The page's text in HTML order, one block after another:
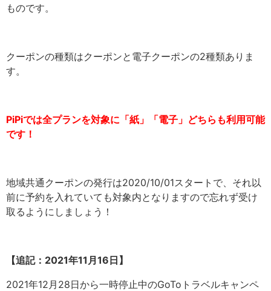
ものです。
クーポンの種類はクーポンと電子クーポンの2種類ありま
す。
PiPiでは全プランを対象に「紙」「電子」どちらも利用可能
です！
地域共通クーポンの発行は2020/10/01スタートで、それ以
前に予約を入れていても対象内となりますので忘れず受け
取るようにしましょう！
【追記：2021年11月16日】
2021年12月28日から一時停止中のGoToトラベルキャンペ